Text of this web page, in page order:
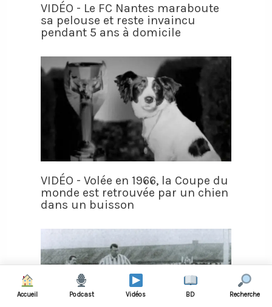
VIDÉO - Le FC Nantes maraboute
sa pelouse et reste invaincu
pendant 5 ans à domicile
VIDÉO - Volée en 1966, la Coupe du
monde est retrouvée par un chien
dans un buisson
Accueil Podcast Vidéos BD Recherche